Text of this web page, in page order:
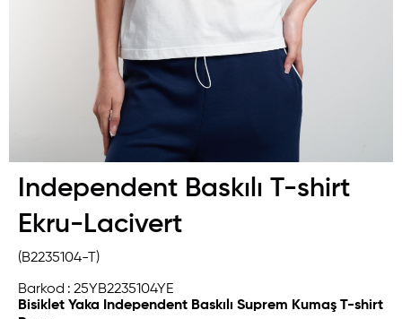
Independent Baskılı T-shirt
Ekru-Lacivert
(B2235104-T)
Barkod : 25YB2235104YE
Bisiklet Yaka Independent Baskılı Suprem Kumaş T-shirt